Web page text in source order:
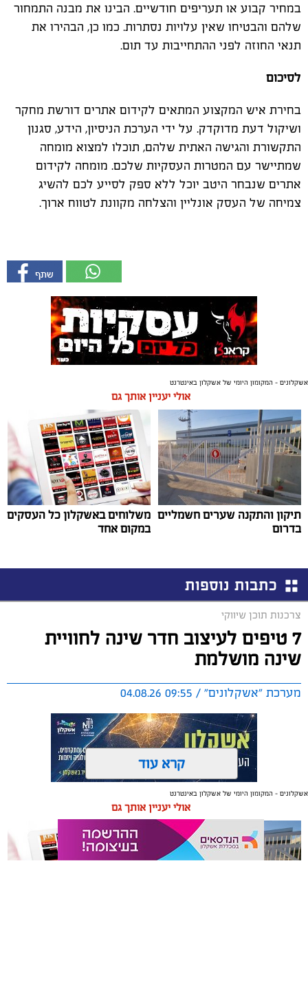
במחיר קבוע או תעריפים חודשיים. הבינו את מבנה התמחור
שלהם והבטיחו שאין עלויות נסתרות. כמו כן, הבהירו את
תנאי החוזה לפני ההתחייבות עד תום.
לסיכום
בחירת איש המקצוע המתאים לקידום אתרים דורשת מחקר
ושיקול דעת מדוקדק. על ידי הערכת הניסיון, הידע, סגנון
התקשורת והגישה האתית שלהם, תוכלו למצוא מומחה
שמתיישר עם המטרות העסקיות שלכם. מומחה לקידום
אתרים שנבחר היטב יוכל ללא ספק לסייע לכם להשיג
צמיחה של העסק אונליין והצלחה מקוונת לטווח ארוך.
אשקלונים - המקומון היומי של אשקלון באינטרנט
אולי יעניין אותך גם
תיקון והתקנה שערים חשמליים
בדרום
משלוחים באשקלון כל העסקים
במקום אחד
כתבות נוספות
צרכנות תוכן שיווקי
7 טיפים לעיצוב חדר שינה לחוויית
שינה מושלמת
מערכת "אשקלונים" / 09:55 04.08.26
תגים:טקסטיל, חדר שינה, שינה
תכנון נכון של חדר השינה משפיע באופן ישיר על איכות
המנוחה, על רמות האנרגיה בבוקר ועל התחושה הכללית
קרא עוד
אשקלונים - המקומון היומי של אשקלון באינטרנט
אולי יעניין אותך גם